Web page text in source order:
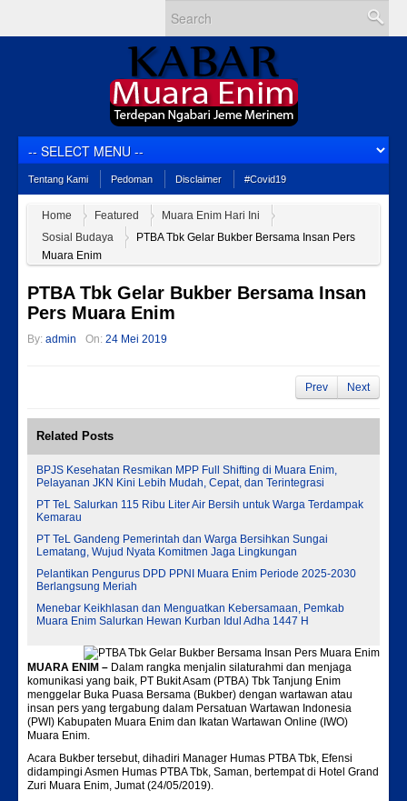
Tentang Kami Pedoman Disclaimer #Covid19
Home Featured
Muara Enim Hari Ini
Sosial Budaya
PTBA Tbk Gelar Bukber Bersama Insan Pers
Muara Enim
PTBA Tbk Gelar Bukber Bersama Insan
Pers Muara Enim
By: admin On: 24 Mei 2019
Prev Next
Related Posts
BPJS Kesehatan Resmikan MPP Full Shifting di Muara Enim,
Pelayanan JKN Kini Lebih Mudah, Cepat, dan Terintegrasi
PT TeL Salurkan 115 Ribu Liter Air Bersih untuk Warga Terdampak
Kemarau
PT TeL Gandeng Pemerintah dan Warga Bersihkan Sungai
Lematang, Wujud Nyata Komitmen Jaga Lingkungan
Pelantikan Pengurus DPD PPNI Muara Enim Periode 2025-2030
Berlangsung Meriah
Menebar Keikhlasan dan Menguatkan Kebersamaan, Pemkab
Muara Enim Salurkan Hewan Kurban Idul Adha 1447 H
MUARA ENIM – Dalam rangka menjalin silaturahmi dan menjaga
komunikasi yang baik, PT Bukit Asam (PTBA) Tbk Tanjung Enim
menggelar Buka Puasa Bersama (Bukber) dengan wartawan atau
insan pers yang tergabung dalam Persatuan Wartawan Indonesia
(PWI) Kabupaten Muara Enim dan Ikatan Wartawan Online (IWO)
Muara Enim.
Acara Bukber tersebut, dihadiri Manager Humas PTBA Tbk, Efensi
didampingi Asmen Humas PTBA Tbk, Saman, bertempat di Hotel Grand
Zuri Muara Enim, Jumat (24/05/2019).